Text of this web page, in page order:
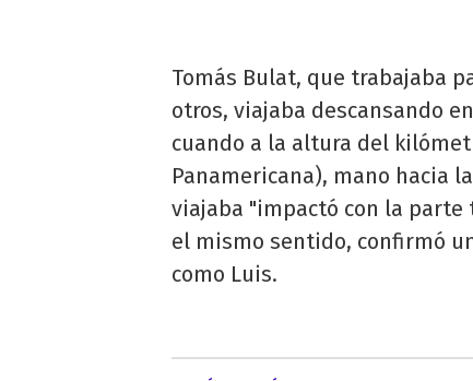
Tomás Bulat, que trabajaba
otros, viajaba descansando
cuando a la altura del
Panamericana), mano hacia
viajaba "impactó con la parte
el mismo sentido, confirmó
como Luis.